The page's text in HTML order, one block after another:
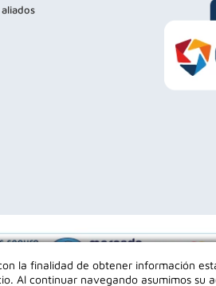
la finalidad de obtener información
Al continuar navegando asumimos su